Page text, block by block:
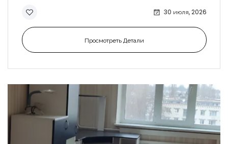
30 июля, 2026
Просмотреть Детали